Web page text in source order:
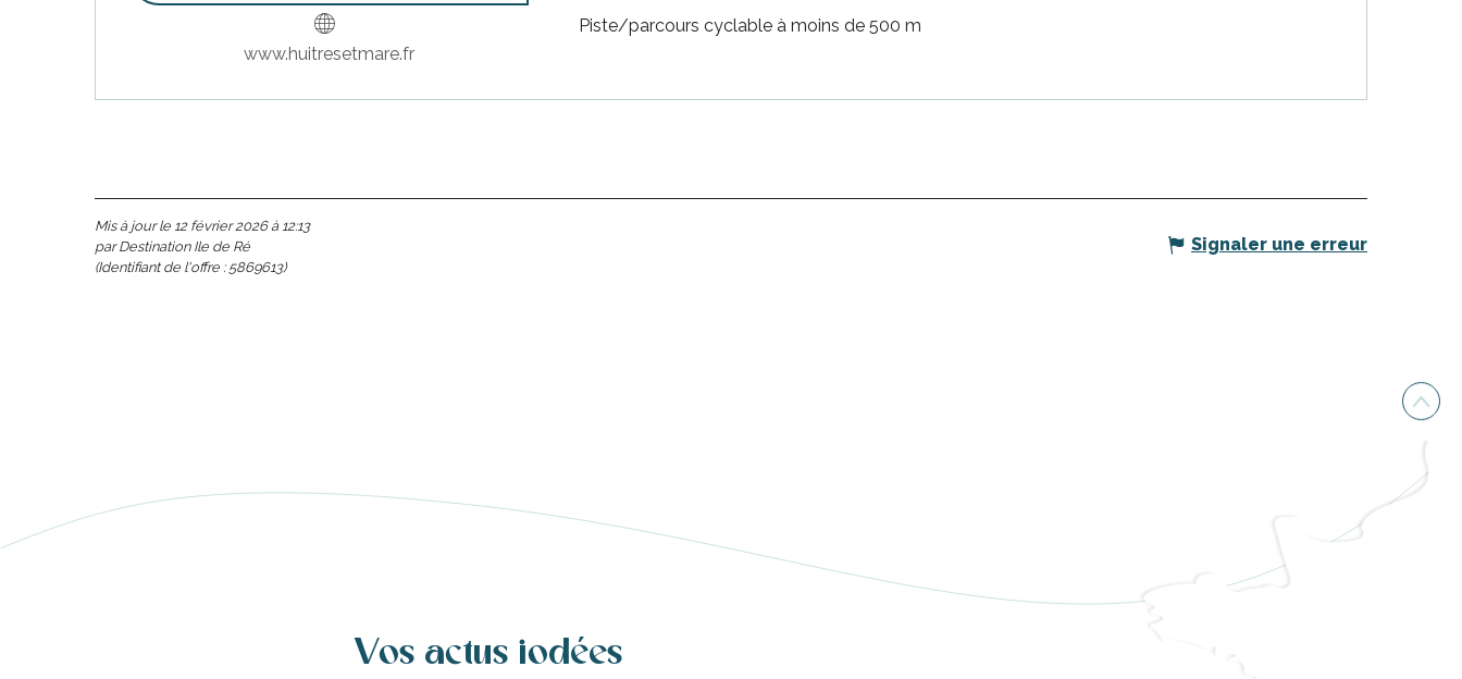
www.huitresetmare.fr
Piste/parcours cyclable à moins de 500 m
Mis à jour le 12 février 2026 à 12:13
par Destination Ile de Ré
(Identifiant de l'offre : 5869613)
Signaler une erreur
Vos actus iodées